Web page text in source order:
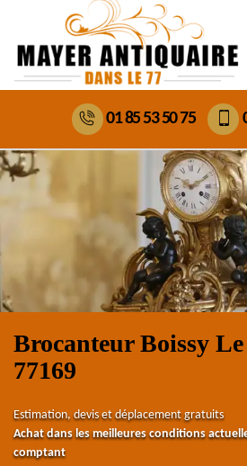
01 85 53 50 75
Brocanteur Boissy
77169
Estimation, devis et déplacement gratuits
Achat dans les meilleures conditions
comptant